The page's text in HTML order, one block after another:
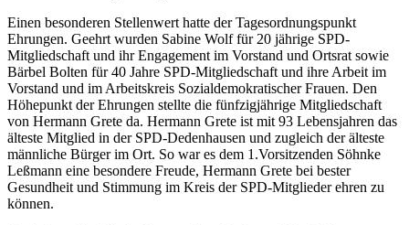
Einen besonderen Stellenwert hatte der Tagesordnungspunkt
Ehrungen. Geehrt wurden Sabine Wolf für 20 jährige SPD-
Mitgliedschaft und ihr Engagement im Vorstand und Ortsrat sowie
Bärbel Bolten für 40 Jahre SPD-Mitgliedschaft und ihre Arbeit im
Vorstand und im Arbeitskreis Sozialdemokratischer Frauen. Den
Höhepunkt der Ehrungen stellte die fünfzigjährige Mitgliedschaft
von Hermann Grete da. Hermann Grete ist mit 93 Lebensjahren das
älteste Mitglied in der SPD-Dedenhausen und zugleich der älteste
männliche Bürger im Ort. So war es dem 1.Vorsitzenden Söhnke
Leßmann eine besondere Freude, Hermann Grete bei bester
Gesundheit und Stimmung im Kreis der SPD-Mitglieder ehren zu
können.